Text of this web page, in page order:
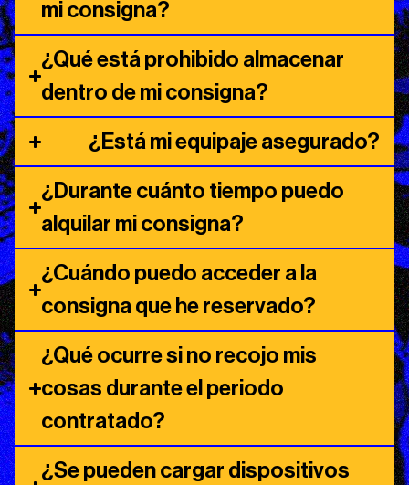
mi consigna?
¿Qué está prohibido almacenar
dentro de mi consigna?
¿Está mi equipaje asegurado?
¿Durante cuánto tiempo puedo
alquilar mi consigna?
¿Cuándo puedo acceder a la
consigna que he reservado?
¿Qué ocurre si no recojo mis
cosas durante el periodo
contratado?
¿Se pueden cargar dispositivos